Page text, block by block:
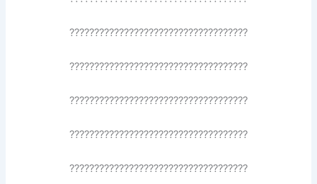
????????????????????????????????????
????????????????????????????????????
????????????????????????????????????
????????????????????????????????????
????????????????????????????????????